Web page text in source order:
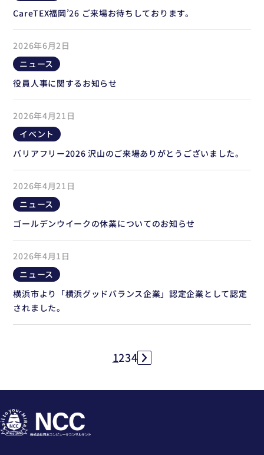
CareTEX福岡’26 ご来場お待ちしております。
2026年6月2日
ニュース
役員人事に関するお知らせ
2026年4月21日
イベント
バリアフリー2026 沢山のご来場ありがとうございました。
2026年4月21日
ニュース
ゴールデンウイークの休業についてのお知らせ
2026年4月1日
ニュース
横浜市より「横浜グッドバランス企業」認定企業として認定
されました。
1234